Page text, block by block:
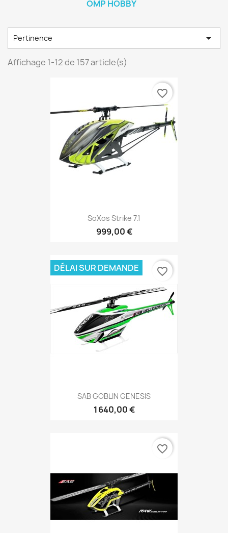
OMP HOBBY
Pertinence 
Affichage 1-12 de 157 article(s)
SoXos Strike 7.1
999,00 €
favorite_border
SAB GOBLIN GENESIS
1 640,00 €
DÉLAI SUR DEMANDE favorite_border
favorite_border